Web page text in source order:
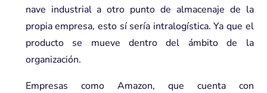
nave industrial a otro punto de almacenaje de la
propia empresa, esto sí sería intralogística. Ya que el
producto se mueve dentro del ámbito de la
organización.
Empresas como Amazon, que cuenta con